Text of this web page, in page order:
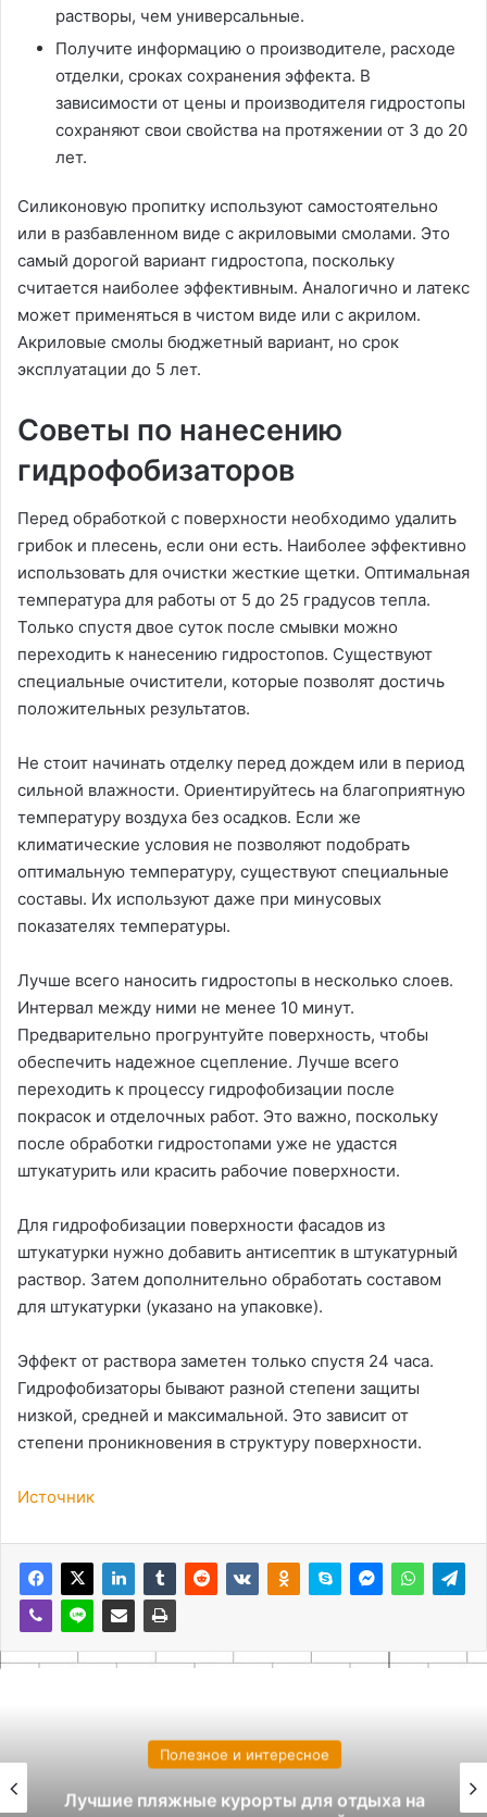
растворы, чем универсальные.
Получите информацию о производителе, расходе
отделки, сроках сохранения эффекта. В
зависимости от цены и производителя гидростопы
сохраняют свои свойства на протяжении от 3 до 20
лет.
Силиконовую пропитку используют самостоятельно
или в разбавленном виде с акриловыми смолами. Это
самый дорогой вариант гидростопа, поскольку
считается наиболее эффективным. Аналогично и латекс
может применяться в чистом виде или с акрилом.
Акриловые смолы бюджетный вариант, но срок
эксплуатации до 5 лет.
Советы по нанесению
гидрофобизаторов
Перед обработкой с поверхности необходимо удалить
грибок и плесень, если они есть. Наиболее эффективно
использовать для очистки жесткие щетки. Оптимальная
температура для работы от 5 до 25 градусов тепла.
Только спустя двое суток после смывки можно
переходить к нанесению гидростопов. Существуют
специальные очистители, которые позволят достичь
положительных результатов.
Не стоит начинать отделку перед дождем или в период
сильной влажности. Ориентируйтесь на благоприятную
температуру воздуха без осадков. Если же
климатические условия не позволяют подобрать
оптимальную температуру, существуют специальные
составы. Их используют даже при минусовых
показателях температуры.
Лучше всего наносить гидростопы в несколько слоев.
Интервал между ними не менее 10 минут.
Предварительно прогрунтуйте поверхность, чтобы
обеспечить надежное сцепление. Лучше всего
переходить к процессу гидрофобизации после
покрасок и отделочных работ. Это важно, поскольку
после обработки гидростопами уже не удастся
штукатурить или красить рабочие поверхности.
Для гидрофобизации поверхности фасадов из
штукатурки нужно добавить антисептик в штукатурный
раствор. Затем дополнительно обработать составом
для штукатурки (указано на упаковке).
Эффект от раствора заметен только спустя 24 часа.
Гидрофобизаторы бывают разной степени защиты
низкой, средней и максимальной. Это зависит от
степени проникновения в структуру поверхности.
Источник
Полезное и интересное
Лучшие пляжные курорты для отдыха на